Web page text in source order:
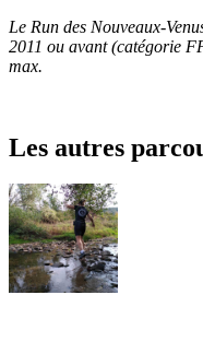
Le Run des Nouveaux-
2011 ou avant (catégorie
max.
Les autres